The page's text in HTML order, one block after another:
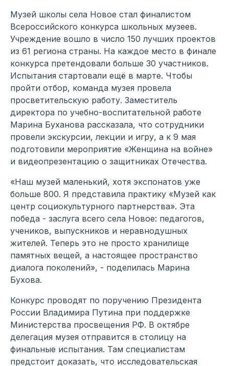
Музей школы села Новое стал финалистом
Всероссийского конкурса школьных музеев.
Учреждение вошло в число 150 лучших проектов
из 61 региона страны. На каждое место в финале
конкурса претендовали больше 30 участников.
Испытания стартовали ещё в марте. Чтобы
пройти отбор, команда музея провела
просветительскую работу. Заместитель
директора по учебно-воспитательной работе
Марина Буханова рассказала, что сотрудники
провели экскурсии, лекции и игру, а к 9 мая
подготовили мероприятие «Женщина на войне»
и видеопрезентацию о защитниках Отечества.
«Наш музей маленький, хотя экспонатов уже
больше 800. Я представила практику «Музей как
центр социокультурного партнерства». Эта
победа - заслуга всего села Новое: педагогов,
учеников, выпускников и неравнодушных
жителей. Теперь это не просто хранилище
памятных вещей, а настоящее пространство
диалога поколений», - поделилась Марина
Бухова.
Конкурс проводят по поручению Президента
России Владимира Путина при поддержке
Министерства просвещения РФ. В октябре
делегация музея отправится в столицу на
финальные испытания. Там специалистам
предстоит доказать, что исследовательская